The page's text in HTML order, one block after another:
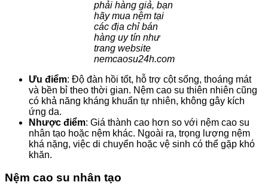
phải hàng giả, bạn
hãy mua nệm tại
các địa chỉ bán
hàng uy tín như
trang website
nemcaosu24h.com
Ưu điểm: Độ đàn hồi tốt, hỗ trợ cột sống, thoáng mát
và bền bỉ theo thời gian. Nệm cao su thiên nhiên cũng
có khả năng kháng khuẩn tự nhiên, không gây kích
ứng da.
Nhược điểm: Giá thành cao hơn so với nệm cao su
nhân tạo hoặc nệm khác. Ngoài ra, trọng lượng nệm
khá nặng, việc di chuyển hoặc vệ sinh có thể gặp khó
khăn.
Nệm cao su nhân tạo